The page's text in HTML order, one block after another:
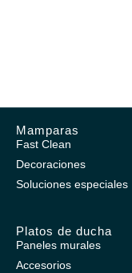
Mamparas
Fast Clean
Decoraciones
Soluciones especiales
Platos de ducha
Paneles murales
Accesorios